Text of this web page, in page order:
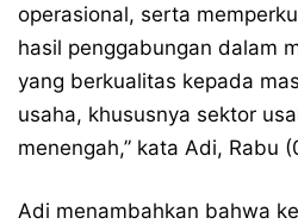
operasional, serta
hasil penggabungan dalam
yang berkualitas kepada
usaha, khususnya sektor
menengah,” kata Adi, Rabu
Adi menambahkan bahwa